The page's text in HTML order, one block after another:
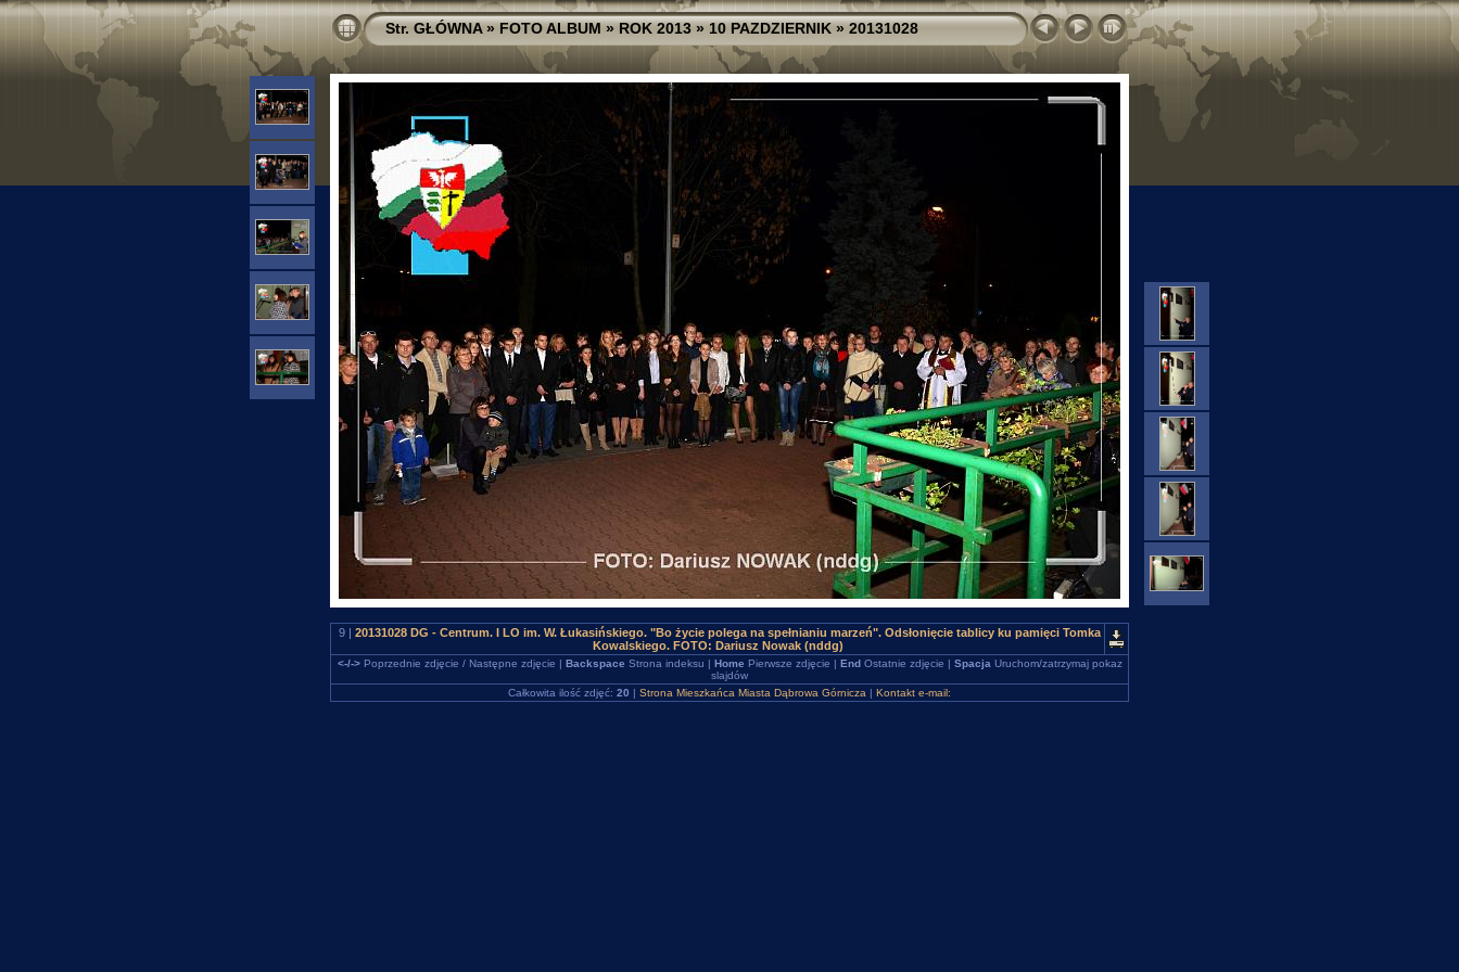
Str. GŁÓWNA»FOTO ALBUM»ROK 2013»10 PAZDZIERNIK»20131028
9 | 20131028 DG - Centrum. I LO im. W. Łukasińskiego. "Bo życie polega na spełnianiu marzeń". Odsłonięcie tablicy ku pamięci Tomka
Kowalskiego. FOTO: Dariusz Nowak (nddg)
<-/->Poprzednie zdjęcie / Następne zdjęcie | Backspace Strona indeksu | Home Pierwsze zdjęcie | EndOstatnie zdjęcie | Spacja Uruchom/zatrzymaj pokaz
slajdów
Całkowita ilość zdjęć: 20 | Strona Mieszkańca Miasta Dąbrowa Górnicza | Kontakt e-mail: